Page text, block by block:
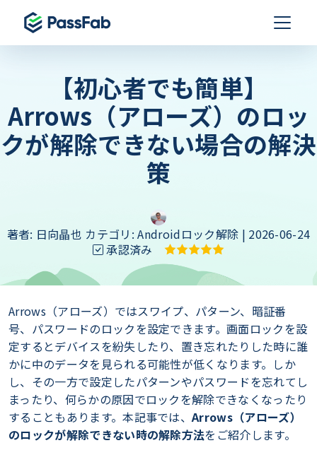
【初心者でも簡単】
Arrows（アローズ）のロッ
クが解除できない場合の解決
策
著者: 日向晶也 カテゴリ:Androidロック解除 | 2026-06-24
承認済み
Arrows（アローズ）ではスワイプ、パターン、暗証番
号、パスワードのロックを設定できます。画面ロックを設
定するとデバイスを紛失したり、置き忘れたりした時に誰
かに中のデータを見られる可能性が低くなります。しか
し、その一方で設定したパターンやパスワードを忘れてし
まったり、何らかの原因でロックを解除できなくなったり
することもあります。本記事では、Arrows（アローズ）
のロックが解除できない時の解除方法をご紹介します。